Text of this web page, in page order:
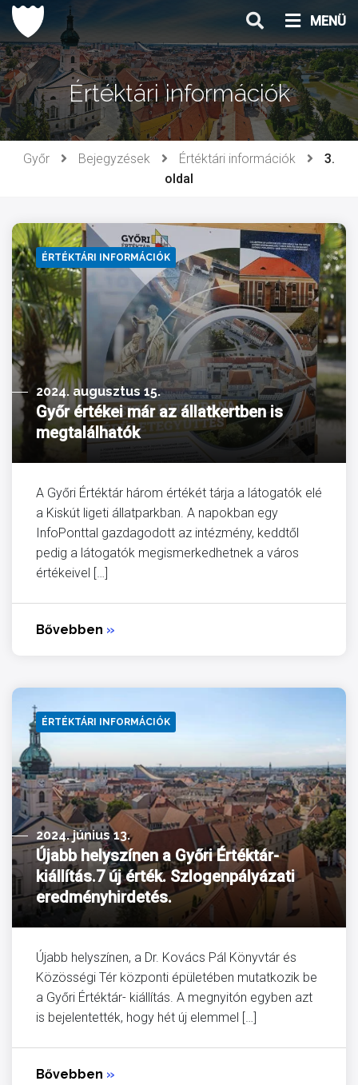
Ugrás
tartalomhoz
MENÜ
Értéktári információk
Győr Bejegyzések Értéktári információk
3.
oldal
ÉRTÉKTÁRI INFORMÁCIÓK
2024. augusztus 15.
Győr értékei már az állatkertben is
megtalálhatók
A Győri Értéktár három értékét tárja a látogatók elé
a Kiskút ligeti állatparkban. A napokban egy
InfoPonttal gazdagodott az intézmény, keddtől
pedig a látogatók megismerkedhetnek a város
értékeivel […]
Bővebben »
ÉRTÉKTÁRI INFORMÁCIÓK
2024. június 13.
Újabb helyszínen a Győri Értéktár-
kiállítás.7 új érték. Szlogenpályázati
eredményhirdetés.
Újabb helyszínen, a Dr. Kovács Pál Könyvtár és
Közösségi Tér központi épületében mutatkozik be
a Győri Értéktár- kiállítás. A megnyitón egyben azt
is bejelentették, hogy hét új elemmel […]
Bővebben »